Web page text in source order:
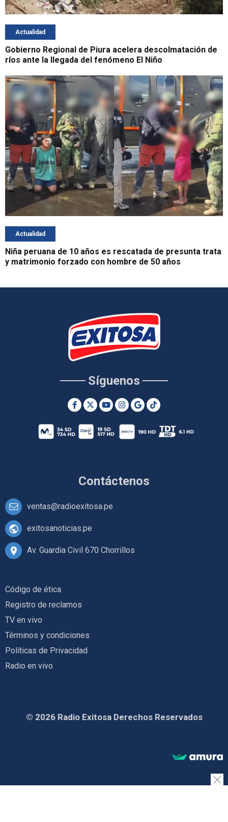
Actualidad
Gobierno Regional de Piura acelera descolmatación de
ríos ante la llegada del fenómeno El Niño
Actualidad
Niña peruana de 10 años es rescatada de presunta trata
y matrimonio forzado con hombre de 50 años
Contáctenos
ventas@radioexitosa.pe
exitosanoticias.pe
Av. Guardia Civil 670 Chorrillos
Síguenos
Código de ética
Registro de reclamos
TV en vivo
Términos y condiciones
Políticas de Privacidad
Radio en vivo
© 2026 Radio Exitosa Derechos Reservados